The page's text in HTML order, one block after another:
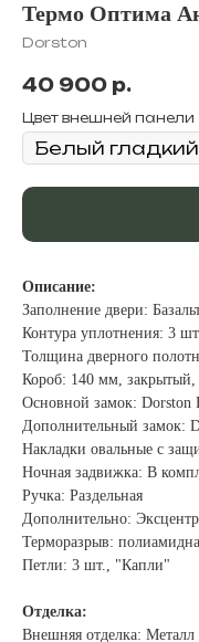
Термо Оптима
Dorston
40 900 р.
Цвет внешней панели
Описание:
Заполнение двери:
Контура уплотнения: 3
Толщина дверного
Короб: 140 мм, закрытый,
Основной замок: Dorston
Дополнительный замок:
Накладки овальные с
Ночная задвижка: В
Ручка: Раздельная
Дополнительно:
Терморазрыв:
Петли: 3 шт., "Капли"
Отделка:
Внешняя отделка: Металл